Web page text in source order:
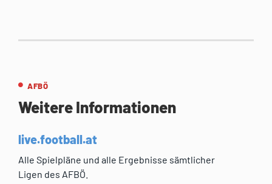
AFBÖ
Weitere Informationen
live.football.at
Alle Spielpläne und alle Ergebnisse sämtlicher
Ligen des AFBÖ.